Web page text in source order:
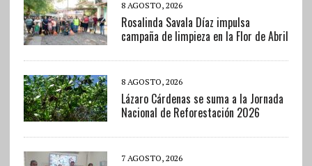
8 AGOSTO, 2026
Rosalinda Savala Díaz impulsa
campaña de limpieza en la Flor de Abril
8 AGOSTO, 2026
Lázaro Cárdenas se suma a la Jornada
Nacional de Reforestación 2026
7 AGOSTO, 2026